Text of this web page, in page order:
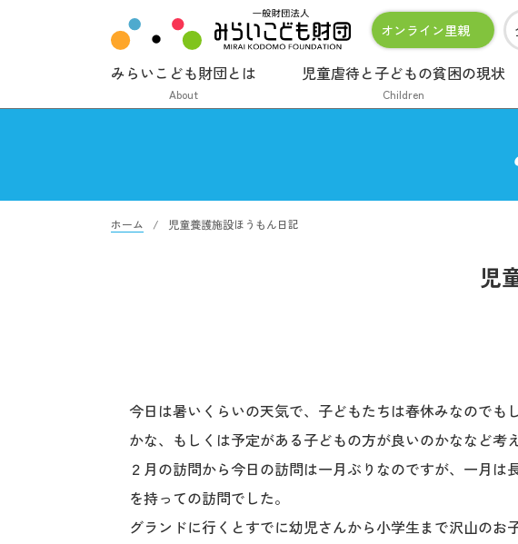
オンライン里親
みらいこども財団とは
About
児童虐待と子どもの貧困の現状
Children
ホーム 児童養護施設ほうもん日記
児
今日は暑いくらいの天気で、子どもたちは春休みなのでも
かな、もしくは予定がある子どもの方が良いのかななど考
２月の訪問から今日の訪問は一月ぶりなのですが、一月
を持っての訪問でした。
グランドに行くとすでに幼児さんから小学生まで沢山のお